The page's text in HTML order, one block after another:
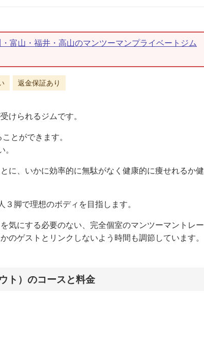
山・福井・高山のマンツーマンプライベートジム
返金保証あり
けられるジムです。
とができます。
に、いかに効率的に無駄がなく健康的に痩せれるか健
脚で理想のボディを目指します。
気にする必要のない、完全個室のマンツーマントレー
のゲストとリンクしないよう時間も調節しています。
ト）のコースと料金